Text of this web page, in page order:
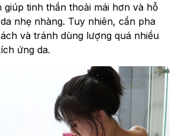
giúp tinh thần thoải mái hơn và hỗ
nhẹ nhàng. Tuy nhiên, cần pha
và tránh dùng lượng quá nhiều
ứng da.